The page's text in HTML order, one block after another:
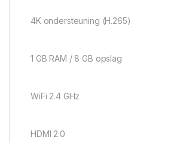
4K ondersteuning (H.265)
1 GB RAM / 8 GB opslag
WiFi 2.4 GHz
HDMI 2.0